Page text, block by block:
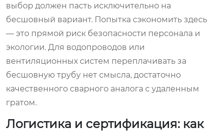
выбор должен пасть исключительно на
бесшовный вариант. Попытка сэкономить здесь
— это прямой риск безопасности персонала и
экологии. Для водопроводов или
вентиляционных систем переплачивать за
бесшовную трубу нет смысла, достаточно
качественного сварного аналога с удаленным
гратом.
Логистика и сертификация: как